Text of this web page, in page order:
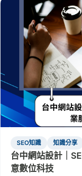
SEO知識 知識分享
台中網站設計｜
意數位科技